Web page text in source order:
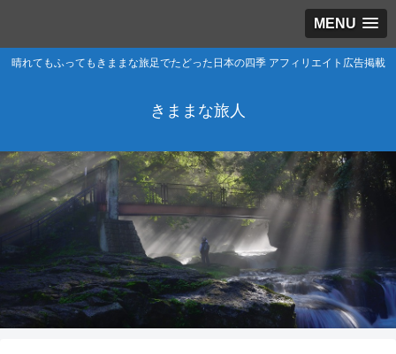
MENU
晴れてもふってもきままな旅足でたどった日本の四季 アフィリエイト広告掲載
きままな旅人